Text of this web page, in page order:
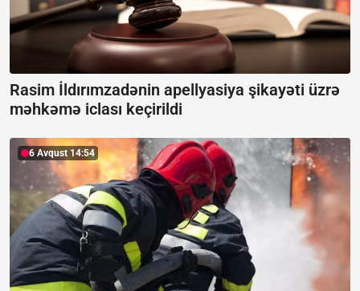
Rasim İldırımzadənin apellyasiya şikayəti üzrə
məhkəmə iclası keçirildi
6 Avqust 14:54